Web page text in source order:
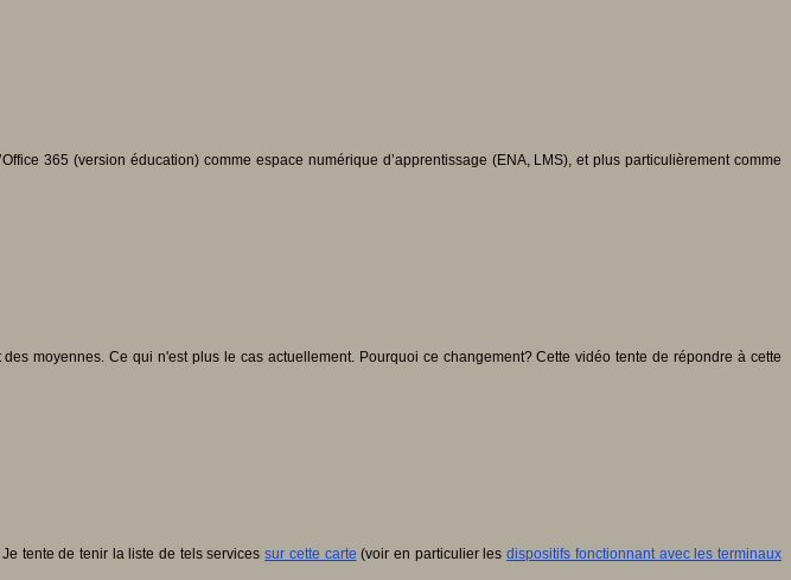
365 (version éducation) comme espace numérique d’apprentissage (ENA, LMS), et plus particulièrement comme
moyennes. Ce qui n'est plus le cas actuellement. Pourquoi ce changement? Cette vidéo tente de répondre à cette
tente de tenir la liste de tels servicessur cette carte (voir en particulier lesdispositifs fonctionnant avec les terminaux